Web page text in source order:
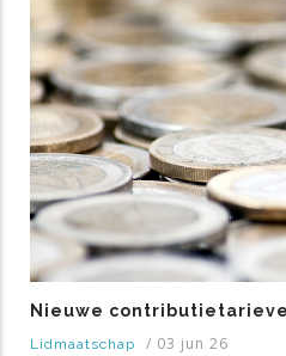
Nieuwe
Lidmaatschap / 03 jun 26